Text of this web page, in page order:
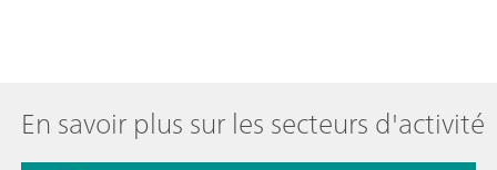
En savoir plus sur les secteurs d'activité